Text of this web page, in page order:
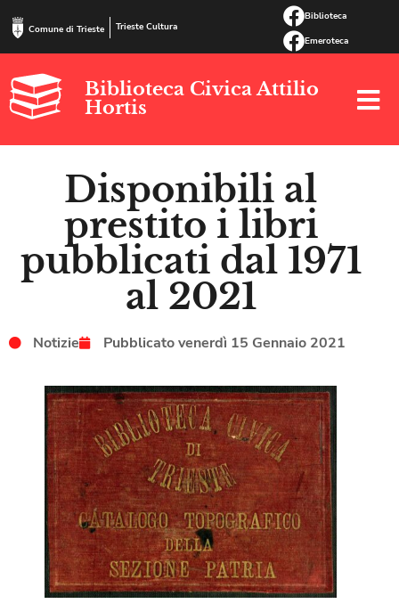
Comune di Trieste Trieste Cultura
Biblioteca
Emeroteca
Biblioteca Civica Attilio
Hortis
Disponibili al
prestito i libri
pubblicati dal 1971
al 2021
Notizie Pubblicatovenerdì 15 Gennaio 2021